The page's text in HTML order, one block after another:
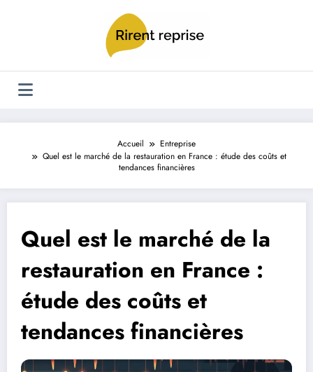
Accueil
Entreprise
Quel est le marché de la restauration en France : étude des coûts et
tendances financières
Quel est le marché de la
restauration en France :
étude des coûts et
tendances financières